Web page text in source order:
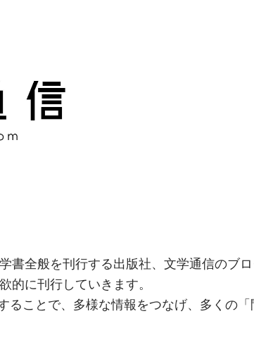
全般を刊行する出版社、文学通信のブロ
的に刊行していきます。
ることで、多様な情報をつなげ、多くの